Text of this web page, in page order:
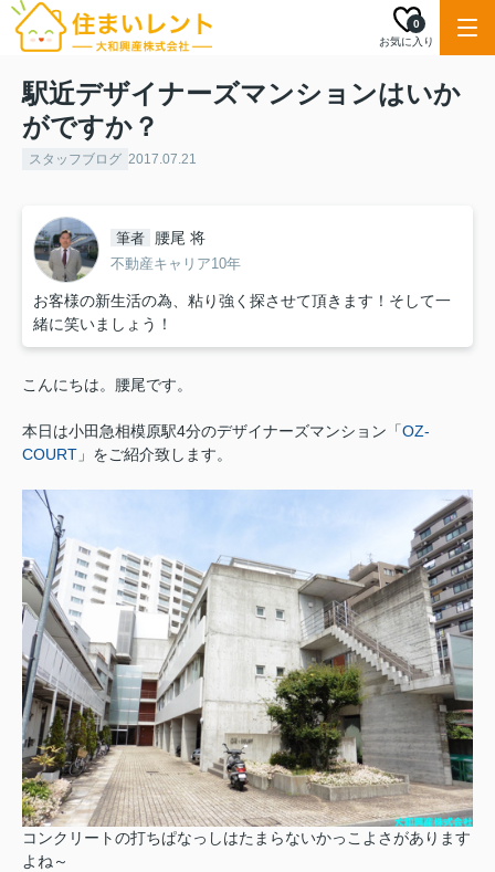
お気に入り
0
駅近デザイナーズマンションはいか
がですか？
スタッフブログ 2017.07.21
筆者 腰尾 将
不動産キャリア10年
お客様の新生活の為、粘り強く探させて頂きます！そして一
緒に笑いましょう！
こんにちは。腰尾です。
本日は小田急相模原駅4分のデザイナーズマンション「OZ-
COURT 」をご紹介致します。
コンクリートの打ちぱなっしはたまらないかっこよさがあります
よね～